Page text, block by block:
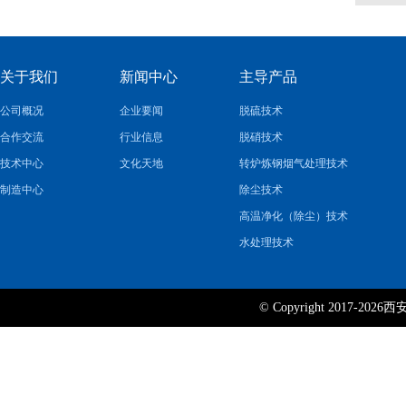
关于我们
公司概况
合作交流
技术中心
制造中心
新闻中心
企业要闻
行业信息
文化天地
主导产品
脱硫技术
脱硝技术
转炉炼钢烟气处理技术
除尘技术
高温净化（除尘）技术
水处理技术
© Copyright 2017-2026